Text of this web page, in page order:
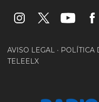
AVISO LEGAL • POLÍTICA
TELEELX